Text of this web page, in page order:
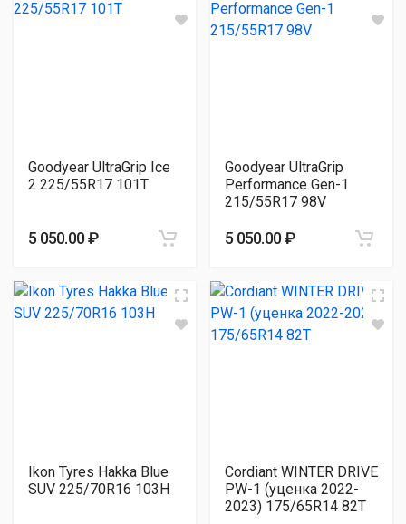
Goodyear UltraGrip Ice
2 225/55R17 101T
5 050.00 ₽
Goodyear UltraGrip
Performance Gen-1
215/55R17 98V
5 050.00 ₽
Ikon Tyres Hakka Blue
SUV 225/70R16 103H
Cordiant WINTER DRIVE
PW-1 (уценка 2022-
2023) 175/65R14 82T